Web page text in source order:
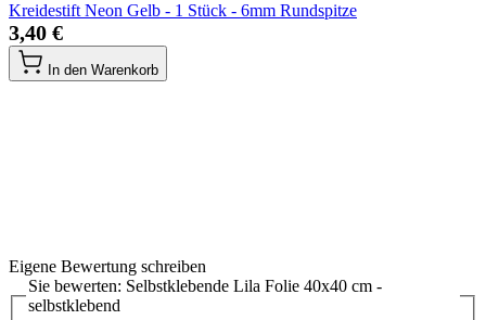
Kreidestift Neon Gelb - 1 Stück - 6mm Rundspitze
3,40 €
In den Warenkorb
Eigene Bewertung schreiben
Sie bewerten: Selbstklebende Lila Folie 40x40 cm -
selbstklebend